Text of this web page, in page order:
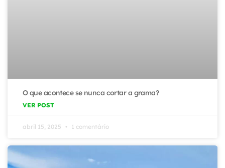
O que acontece se nunca cortar a grama?
VER POST
abril 15, 2025 1 comentário